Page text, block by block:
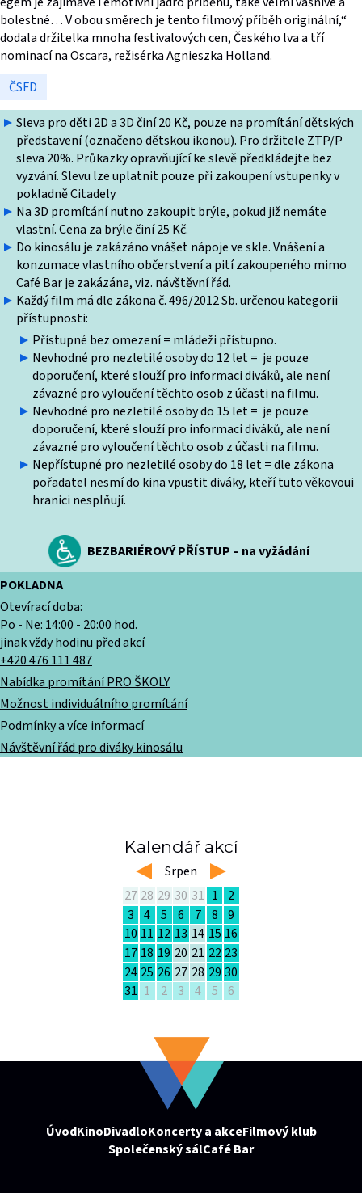
Sleva pro děti 2D a 3D činí 20 Kč, pouze na promítání dětských
představení (označeno dětskou ikonou). Pro držitele ZTP/P
sleva 20%. Průkazky opravňující ke slevě předkládejte bez
vyzvání. Slevu lze uplatnit pouze při zakoupení vstupenky v
pokladně Citadely
Na 3D promítání nutno zakoupit brýle, pokud již nemáte
vlastní. Cena za brýle činí 25 Kč.
Do kinosálu je zakázáno vnášet nápoje ve skle. Vnášení a
konzumace vlastního občerstvení a pití zakoupeného mimo
Café Bar je zakázána, viz. návštěvní řád.
Každý film má dle zákona č. 496/2012 Sb. určenou kategorii
přístupnosti:
Přístupné bez omezení = mládeži přístupno.
Nevhodné pro nezletilé osoby do 12 let = je pouze
doporučení, které slouží pro informaci diváků, ale není
závazné pro vyloučení těchto osob z účasti na filmu.
Nevhodné pro nezletilé osoby do 15 let = je pouze
doporučení, které slouží pro informaci diváků, ale není
závazné pro vyloučení těchto osob z účasti na filmu.
Nepřístupné pro nezletilé osoby do 18 let = dle zákona
pořadatel nesmí do kina vpustit diváky, kteří tuto věkovoui
hranici nesplňují.
BEZBARIÉROVÝ PŘÍSTUP – na vyžádání
POKLADNA
Otevírací doba:
Po - Ne: 14:00 - 20:00 hod.
jinak vždy hodinu před akcí
+420 476 111 487
Nabídka promítání PRO ŠKOLY
Možnost individuálního promítání
Podmínky a více informací
Návštěvní řád pro diváky kinosálu
bolestné… V obou směrech je tento filmový příběh originální,“
dodala držitelka mnoha festivalových cen, Českého lva a tří
nominací na Oscara, režisérka Agnieszka Holland.
ČSFD
Kalendář akcí
left Srpen right
27 28 29 30 31 1
2
3
4 5 6 7 8
9
10 11 12 13 14 15 16
17 18 19 20 21 22 23
24 25 26 27 28 29 30
31 1 2 3 4 5 6
ÚvodKinoDivadloKoncerty a akceFilmový klub
Společenský sálCafé Bar